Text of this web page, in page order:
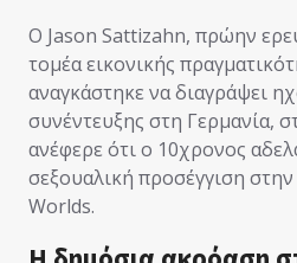
Ο Jason Sattizahn, πρώην
τομέα εικονικής
αναγκάστηκε να διαγράψει
συνέντευξης στη Γερμανία,
ανέφερε ότι ο 10χρονος
σεξουαλική προσέγγιση
Worlds.